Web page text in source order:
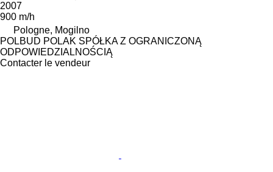
2007
900 m/h
Pologne, Mogilno
POLBUD POLAK SPÓŁKA Z OGRANICZONĄ
ODPOWIEDZIALNOŚCIĄ
Contacter le vendeur